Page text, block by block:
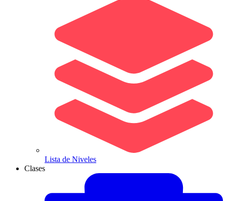
Lista de Niveles
Clases